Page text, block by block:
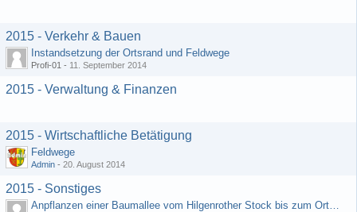
2015 - Verkehr & Bauen
Instandsetzung der Ortsrand und Feldwege
Profi-01 - 11. September 2014
2015 - Verwaltung & Finanzen
2015 - Wirtschaftliche Betätigung
Feldwege
Admin - 20. August 2014
2015 - Sonstiges
Anpflanzen einer Baumallee vom Hilgenrother Stock bis zum Ortseingang